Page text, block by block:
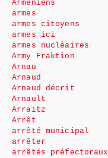
Arméniens
armes
armes citoyens
armes ici
armes nucléaires
Army Fraktion
Arnau
Arnaud
Arnaud décrit
Arnault
Arraitz
Arrêt
arrêté municipal
arrêter
arrêtés préfectoraux